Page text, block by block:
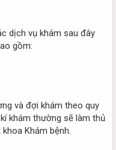
dịch vụ khám sau đây
gồm:
và đợi khám theo quy
khám thường sẽ làm thủ
Khám bệnh.